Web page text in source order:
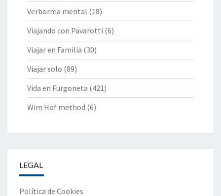
Verborrea mental (18)
Viajando con Pavarotti (6)
Viajar en Familia (30)
Viajar solo (89)
Vida en Furgoneta (421)
Wim Hof method (6)
LEGAL
Política de Cookies